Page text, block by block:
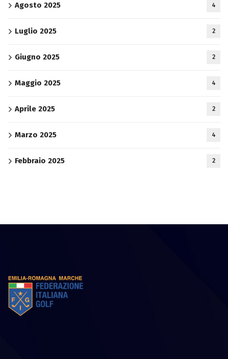
Agosto 2025 4
Luglio 2025 2
Giugno 2025 2
Maggio 2025 4
Aprile 2025 2
Marzo 2025 4
Febbraio 2025 2